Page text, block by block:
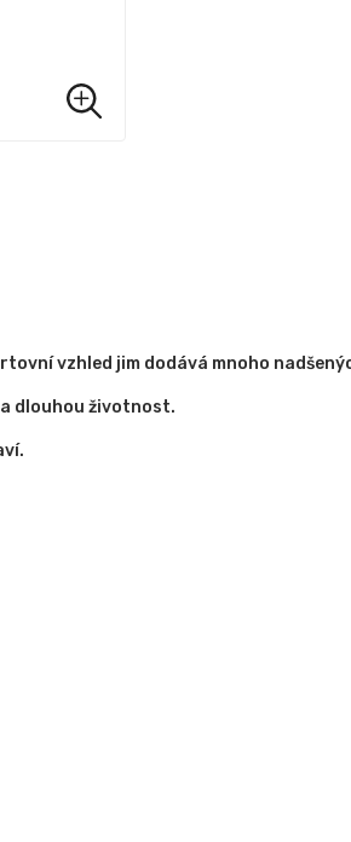
vzhled jim dodává mnoho
dlouhou životnost.